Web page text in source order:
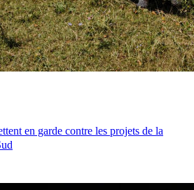
en garde contre les projets de la